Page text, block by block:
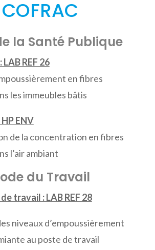
COFRAC
la Santé Publique
REF 26
en fibres
les immeubles bâtis
ENV
de la concentration en fibres
l’air ambiant
du Travail
travail : LAB REF 28
niveaux d’empoussièrement
au poste de travail